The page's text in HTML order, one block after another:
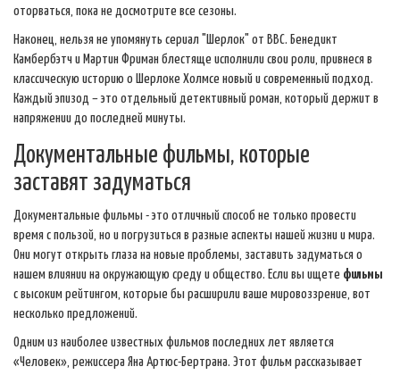
оторваться, пока не досмотрите все сезоны.
Наконец, нельзя не упомянуть сериал "Шерлок" от BBC. Бенедикт
Камбербэтч и Мартин Фриман блестяще исполнили свои роли, привнеся в
классическую историю о Шерлоке Холмсе новый и современный подход.
Каждый эпизод – это отдельный детективный роман, который держит в
напряжении до последней минуты.
Документальные фильмы, которые
заставят задуматься
Документальные фильмы - это отличный способ не только провести
время с пользой, но и погрузиться в разные аспекты нашей жизни и мира.
Они могут открыть глаза на новые проблемы, заставить задуматься о
нашем влиянии на окружающую среду и общество. Если вы ищете фильмы
с высоким рейтингом, которые бы расширили ваше мировоззрение, вот
несколько предложений.
Одним из наиболее известных фильмов последних лет является
«Человек», режиссера Яна Артюс-Бертрана. Этот фильм рассказывает